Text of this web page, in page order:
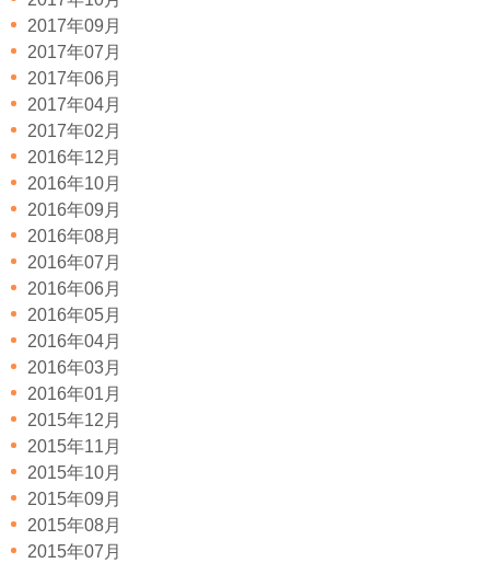
2017年09月
2017年07月
2017年06月
2017年04月
2017年02月
2016年12月
2016年10月
2016年09月
2016年08月
2016年07月
2016年06月
2016年05月
2016年04月
2016年03月
2016年01月
2015年12月
2015年11月
2015年10月
2015年09月
2015年08月
2015年07月